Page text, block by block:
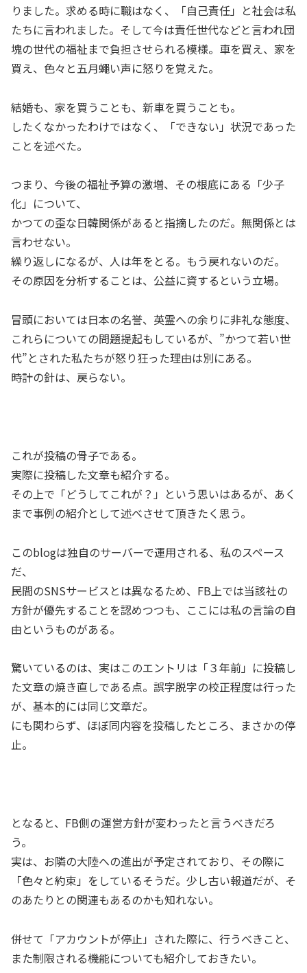
りました。求める時に職はなく、「自己責任」と社会は私
たちに言われました。そして今は責任世代などと言われ団
塊の世代の福祉まで負担させられる模様。車を買え、家を
買え、色々と五月蠅い声に怒りを覚えた。
結婚も、家を買うことも、新車を買うことも。
したくなかったわけではなく、「できない」状況であった
ことを述べた。
つまり、今後の福祉予算の激増、その根底にある「少子
化」について、
かつての歪な日韓関係があると指摘したのだ。無関係とは
言わせない。
繰り返しになるが、人は年をとる。もう戻れないのだ。
その原因を分析することは、公益に資するという立場。
冒頭においては日本の名誉、英霊への余りに非礼な態度、
これらについての問題提起もしているが、”かつて若い世
代”とされた私たちが怒り狂った理由は別にある。
時計の針は、戻らない。
これが投稿の骨子である。
実際に投稿した文章も紹介する。
その上で「どうしてこれが？」という思いはあるが、あく
まで事例の紹介として述べさせて頂きたく思う。
このblogは独自のサーバーで運用される、私のスペース
だ、
民間のSNSサービスとは異なるため、FB上では当該社の
方針が優先することを認めつつも、ここには私の言論の自
由というものがある。
驚いているのは、実はこのエントリは「３年前」に投稿し
た文章の焼き直しである点。誤字脱字の校正程度は行った
が、基本的には同じ文章だ。
にも関わらず、ほぼ同内容を投稿したところ、まさかの停
止。
となると、FB側の運営方針が変わったと言うべきだろ
う。
実は、お隣の大陸への進出が予定されており、その際に
「色々と約束」をしているそうだ。少し古い報道だが、そ
のあたりとの関連もあるのかも知れない。
併せて「アカウントが停止」された際に、行うべきこと、
また制限される機能についても紹介しておきたい。